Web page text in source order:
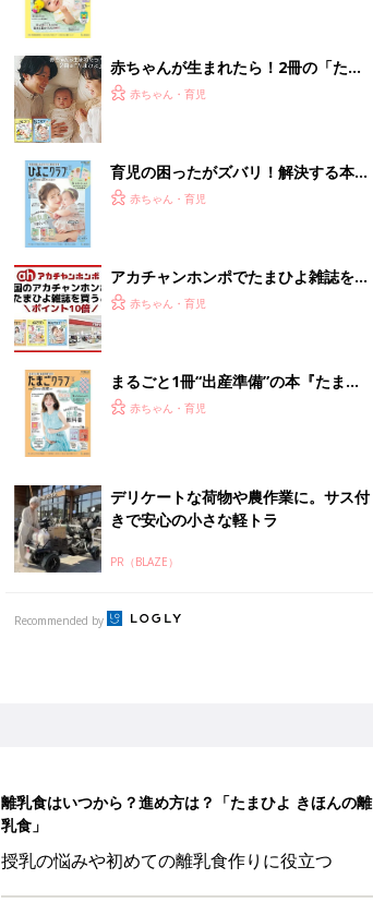
赤ちゃんが生まれたら！2冊の「たま
ひよ」
赤ちゃん・育児
育児の困ったがズバリ！解決する本
『ひよこクラブ 夏号』 4カ月～2才
赤ちゃん・育児
アカチャンホンポでたまひよ雑誌を買
うとポイント10倍【期間限定】
赤ちゃん・育児
まるごと1冊“出産準備”の本『たまご
クラブ 夏号』〈スペシャル大特集〉
赤ちゃん・育児
デリケートな荷物や農作業に。サス付
きで安心の小さな軽トラ
PR（BLAZE）
Recommended by
離乳食はいつから？進め方は？「たまひよ きほんの離
乳食」
授乳の悩みや初めての離乳食作りに役立つ